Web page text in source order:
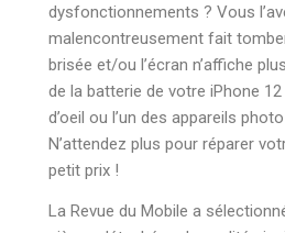
dysfonctionnements ? Vous
malencontreusement fait
brisée et/ou l’écran n’affiche
de la batterie de votre iPhone
d’oeil ou l’un des appareils
N’attendez plus pour réparer
petit prix !
La Revue du Mobile a